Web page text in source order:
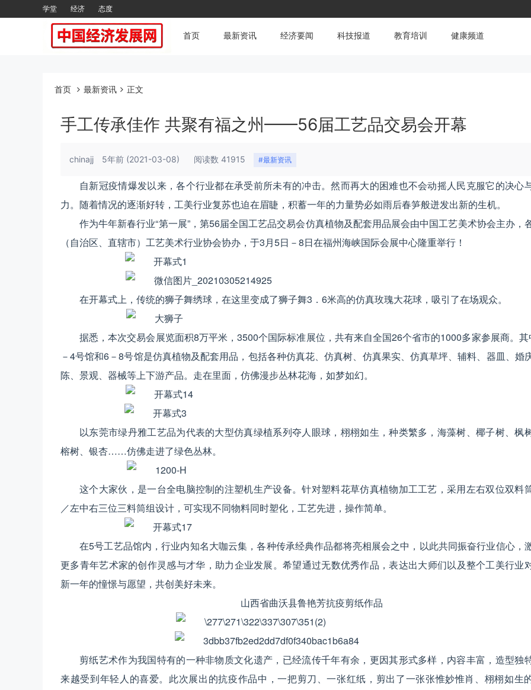
学堂 经济 态度
首页 最新资讯 经济要闻 科技报道 教育培训 健康频道
首页 最新资讯 正文
手工传承佳作 共聚有福之州——56届工艺品交易会开幕
chinajj 5年前 (2021-03-08) 阅读数 41915 #最新资讯
自新冠疫情爆发以来，各个行业都在承受前所未有的冲击。然而再大的困难也不会动摇人民克服它的决心
力。随着情况的逐渐好转，工美行业复苏也迫在眉睫，积蓄一年的力量势必如雨后春笋般迸发出新的生机。
作为牛年新春行业“第一展”，第56届全国工艺品交易会仿真植物及配套用品展会由中国工艺美术协会主办，
（自治区、直辖市）工艺美术行业协会协办，于3月5日－8日在福州海峡国际会展中心隆重举行！
在开幕式上，传统的狮子舞绣球，在这里变成了狮子舞3．6米高的仿真玫瑰大花球，吸引了在场观众。
据悉，本次交易会展览面积8万平米，3500个国际标准展位，共有来自全国26个省市的1000多家参展商。其
－4号馆和6－8号馆是仿真植物及配套用品，包括各种仿真花、仿真树、仿真果实、仿真草坪、辅料、器皿、婚
陈、景观、器械等上下游产品。走在里面，仿佛漫步丛林花海，如梦如幻。
以东莞市绿丹雅工艺品为代表的大型仿真绿植系列夺人眼球，栩栩如生，种类繁多，海藻树、椰子树、枫树
榕树、银杏……仿佛走进了绿色丛林。
这个大家伙，是一台全电脑控制的注塑机生产设备。针对塑料花草仿真植物加工工艺，采用左右双位双料
／左中右三位三料筒组设计，可实现不同物料同时塑化，工艺先进，操作简单。
在5号工艺品馆内，行业内知名大咖云集，各种传承经典作品都将亮相展会之中，以此共同振奋行业信心，
更多青年艺术家的创作灵感与才华，助力企业发展。希望通过无数优秀作品，表达出大师们以及整个工美行业
新一年的憧憬与愿望，共创美好未来。
山西省曲沃县鲁艳芳抗疫剪纸作品
剪纸艺术作为我国特有的一种非物质文化遗产，已经流传千年有余，更因其形式多样，内容丰富，造型独
来越受到年轻人的喜爱。此次展出的抗疫作品中，一把剪刀、一张红纸，剪出了一张张惟妙惟肖、栩栩如生